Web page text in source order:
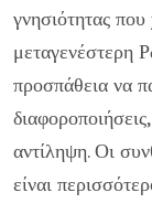
γνησιότητας
μεταγενέστερη
προσπάθεια να
αντίληψη. Οι
είναι